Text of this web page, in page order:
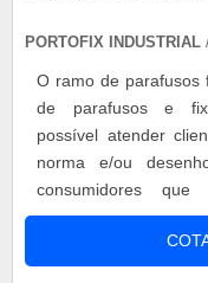
PORTOFIX INDUSTRIAL
O ramo de parafusos
de parafusos e
possível atender
norma e/ou
consumidores que
versáteis e que
e grandes
materiais,